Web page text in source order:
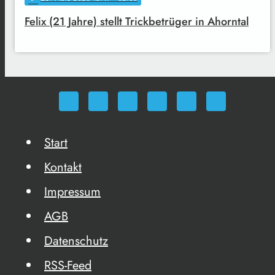
Felix (21 Jahre) stellt Trickbetrüger in Ahorntal
Start
Kontakt
Impressum
AGB
Datenschutz
RSS-Feed